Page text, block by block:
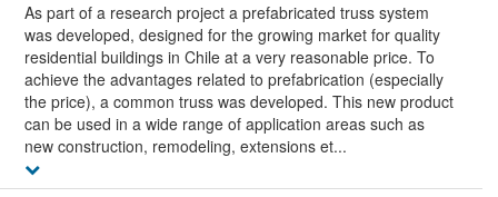
As part of a research project a prefabricated truss system
was developed, designed for the growing market for quality
residential buildings in Chile at a very reasonable price. To
achieve the advantages related to prefabrication (especially
the price), a common truss was developed. This new product
can be used in a wide range of application areas such as
new construction, remodeling, extensions et...